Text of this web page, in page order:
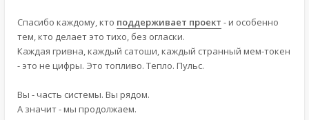
Спасибо каждому, кто поддерживает проект - и особенно
тем, кто делает это тихо, без огласки.
Каждая гривна, каждый сатоши, каждый странный мем-токен
- это не цифры. Это топливо. Тепло. Пульс.
Вы - часть системы. Вы рядом.
А значит - мы продолжаем.